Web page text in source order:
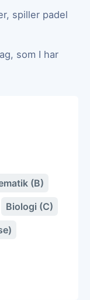
spiller padel
som I har
(B)
Biologi (C)